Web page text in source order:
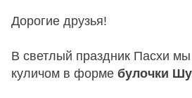
Дорогие друзья!
В светлый праздник Пасхи
куличом в форме булочки